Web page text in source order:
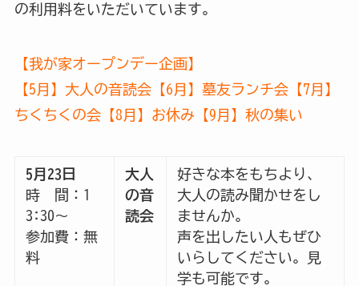
の利用料をいただいています。
【我が家オープンデー企画】
【5月】大人の音読会【6月】墓友ランチ会【7月】
ちくちくの会【8 月】お休み【9月】秋の集い
5月23日
時 間：1
3:30～
参加費：無
料
大人
の音
読会
好きな本をもちより、
大人の読み聞かせをし
ませんか。
声を出したい人もぜひ
いらしてください。見
学も可能です。